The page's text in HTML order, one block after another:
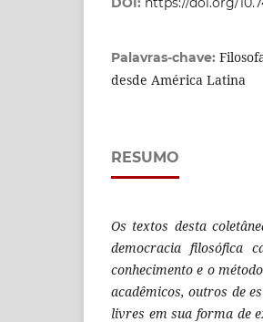
Palavras-chave:
desde América Latina
RESUMO
Os textos desta
democracia filosófica
conhecimento e o
acadêmicos, outros de
livres em sua forma de